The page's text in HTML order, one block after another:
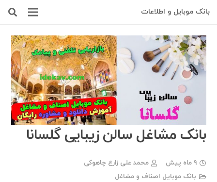
بانک موبایل و اطلاعات
بانک مشاغل سالن زیبایی گلسانا
9 ماه پیش
محمد علی زارع چاهوکی
بانک موبایل اصناف و مشاغل